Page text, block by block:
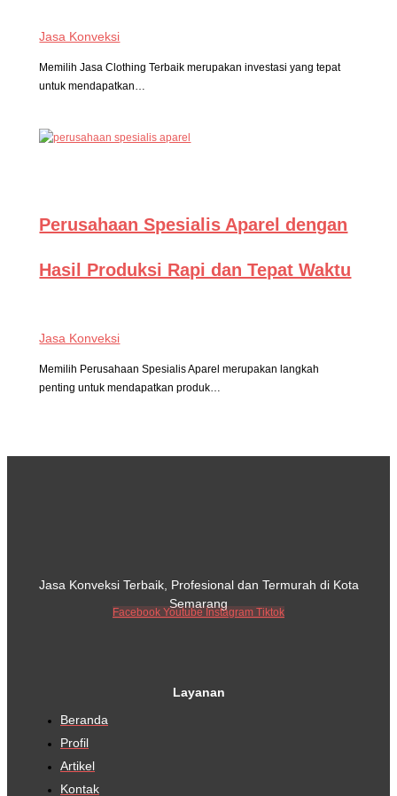
Jasa Konveksi
Memilih Jasa Clothing Terbaik merupakan investasi yang tepat
untuk mendapatkan…
Perusahaan Spesialis Aparel dengan
Hasil Produksi Rapi dan Tepat Waktu
Jasa Konveksi
Memilih Perusahaan Spesialis Aparel merupakan langkah
penting untuk mendapatkan produk…
Jasa Konveksi Terbaik, Profesional dan Termurah di Kota
Semarang
Facebook Youtube Instagram Tiktok
Layanan
Beranda
Profil
Artikel
Kontak